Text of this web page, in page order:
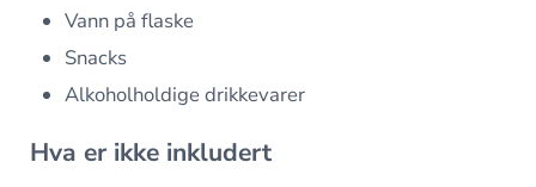
Vann på flaske
Snacks
Alkoholholdige drikkevarer
Hva er ikke inkludert